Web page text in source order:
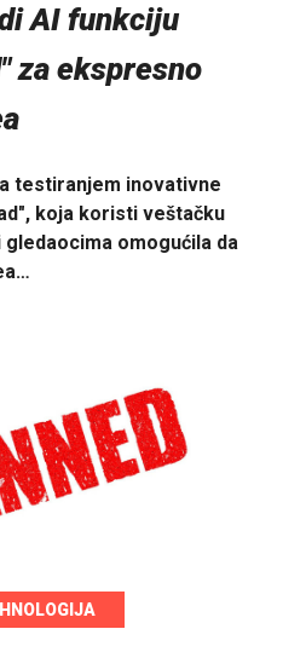
AI funkciju
za ekspresno
testiranjem inovativne
koja koristi veštačku
omogućila da